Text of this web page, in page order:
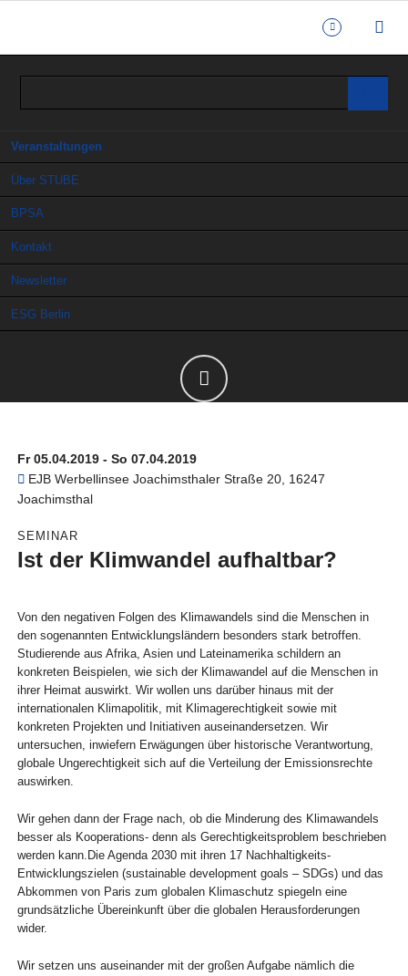
Veranstaltungen
Über STUBE
BPSA
Kontakt
Newsletter
ESG Berlin
Fr 05.04.2019 - So 07.04.2019
EJB Werbellinsee Joachimsthaler Straße 20, 16247
Joachimsthal
SEMINAR
Ist der Klimwandel aufhaltbar?
Von den negativen Folgen des Klimawandels sind die Menschen in
den sogenannten Entwicklungsländern besonders stark betroffen.
Studierende aus Afrika, Asien und Lateinamerika schildern an
konkreten Beispielen, wie sich der Klimawandel auf die Menschen in
ihrer Heimat auswirkt. Wir wollen uns darüber hinaus mit der
internationalen Klimapolitik, mit Klimagerechtigkeit sowie mit
konkreten Projekten und Initiativen auseinandersetzen. Wir
untersuchen, inwiefern Erwägungen über historische Verantwortung,
globale Ungerechtigkeit sich auf die Verteilung der Emissionsrechte
auswirken.
Wir gehen dann der Frage nach, ob die Minderung des Klimawandels
besser als Kooperations- denn als Gerechtigkeitsproblem beschrieben
werden kann.Die Agenda 2030 mit ihren 17 Nachhaltigkeits-
Entwicklungszielen (sustainable development goals – SDGs) und das
Abkommen von Paris zum globalen Klimaschutz spiegeln eine
grundsätzliche Übereinkunft über die globalen Herausforderungen
wider.
Wir setzen uns auseinander mit der großen Aufgabe nämlich die